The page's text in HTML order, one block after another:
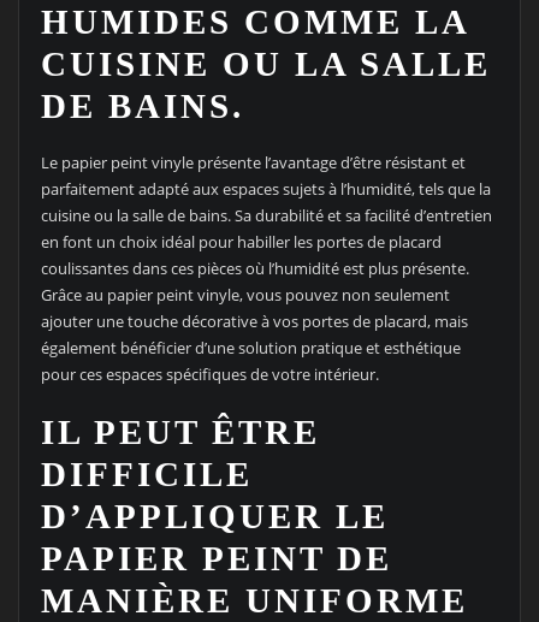
HUMIDES COMME LA
CUISINE OU LA SALLE
DE BAINS.
Le papier peint vinyle présente l’avantage d’être résistant et
parfaitement adapté aux espaces sujets à l’humidité, tels que la
cuisine ou la salle de bains. Sa durabilité et sa facilité d’entretien
en font un choix idéal pour habiller les portes de placard
coulissantes dans ces pièces où l’humidité est plus présente.
Grâce au papier peint vinyle, vous pouvez non seulement
ajouter une touche décorative à vos portes de placard, mais
également bénéficier d’une solution pratique et esthétique
pour ces espaces spécifiques de votre intérieur.
IL PEUT ÊTRE
DIFFICILE
D’APPLIQUER LE
PAPIER PEINT DE
MANIÈRE UNIFORME